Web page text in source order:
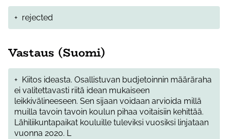
+ rejected
Vastaus (Suomi)
+ Kiitos ideasta. Osallistuvan budjetoinnin määräraha
ei valitettavasti riitä idean mukaiseen
leikkivälineeseen. Sen sijaan voidaan arvioida millä
muilla tavoin tavoin koulun pihaa voitaisiin kehittää.
Lähiliikuntapaikat kouluille tuleviksi vuosiksi linjataan
vuonna 2020. L